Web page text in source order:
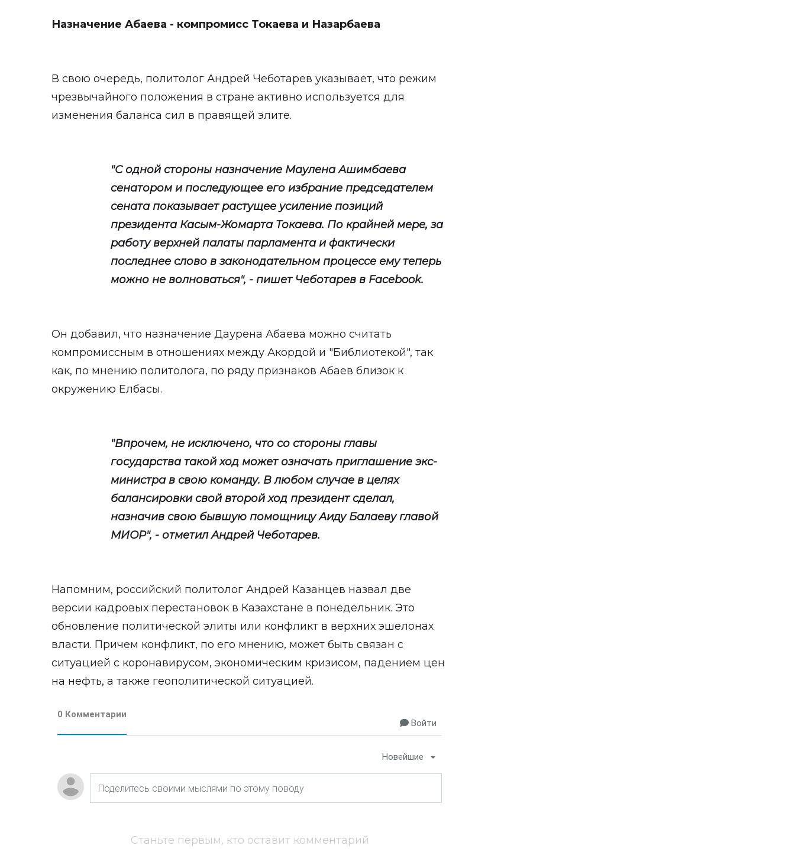
Назначение Абаева - компромисс Токаева и Назарбаева
В свою очередь, политолог Андрей Чеботарев указывает, что режим
чрезвычайного положения в стране активно используется для
изменения баланса сил в правящей элите.
"С одной стороны назначение Маулена Ашимбаева
сенатором и последующее его избрание председателем
сената показывает растущее усиление позиций
президента Касым-Жомарта Токаева. По крайней мере, за
работу верхней палаты парламента и фактически
последнее слово в законодательном процессе ему теперь
можно не волноваться", - пишет Чеботарев в Facebook.
Он добавил, что назначение Даурена Абаева можно считать
компромиссным в отношениях между Акордой и "Библиотекой", так
как, по мнению политолога, по ряду признаков Абаев близок к
окружению Елбасы.
"Впрочем, не исключено, что со стороны главы
государства такой ход может означать приглашение экс-
министра в свою команду. В любом случае в целях
балансировки свой второй ход президент сделал,
назначив свою бывшую помощницу Аиду Балаеву главой
МИОР", - отметил Андрей Чеботарев.
Напомним, российский политолог Андрей Казанцев назвал две
версии кадровых перестановок в Казахстане в понедельник. Это
обновление политической элиты или конфликт в верхних эшелонах
власти. Причем конфликт, по его мнению, может быть связан с
ситуацией с коронавирусом, экономическим кризисом, падением цен
на нефть, а также геополитической ситуацией.
0 Комментарии
Войти
Новейшие
Станьте первым, кто оставит комментарий